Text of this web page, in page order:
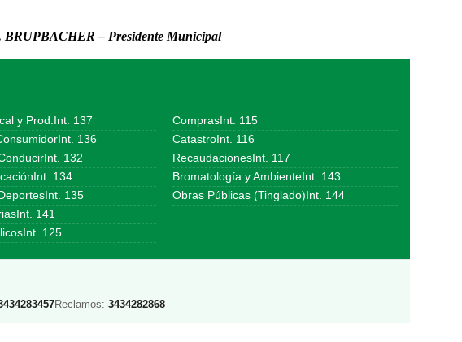
– Presidente Municipal
y Prod.Int. 137
136
132
134
135
141
125
ComprasInt. 115
CatastroInt. 116
RecaudacionesInt. 117
Bromatología y AmbienteInt. 143
Obras Públicas (Tinglado)Int. 144
Reclamos: 3434282868